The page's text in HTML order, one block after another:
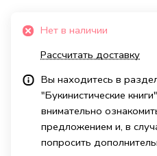
Нет в наличии
Рассчитать доставку
Вы находитесь в
"Букинистические
внимательно
предложением и, в
попросить